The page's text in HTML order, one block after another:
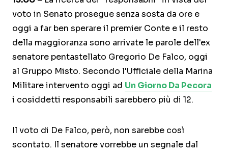
voto in Senato prosegue senza sosta da ore e
oggi a far ben sperare il premier Conte e il resto
della maggioranza sono arrivate le parole dell'ex
senatore pentastellato Gregorio De Falco, oggi
al Gruppo Misto. Secondo l'Ufficiale della Marina
Militare intervento oggi ad Un Giorno Da Pecora
i cosiddetti responsabili sarebbero più di 12.
Il voto di De Falco, però, non sarebbe così
scontato. Il senatore vorrebbe un segnale dal